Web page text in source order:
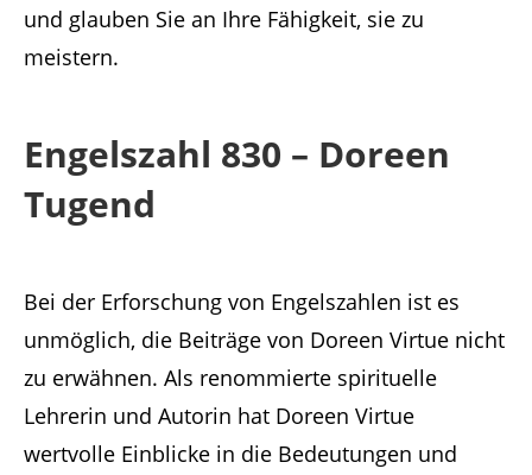
und glauben Sie an Ihre Fähigkeit, sie zu
meistern.
Engelszahl 830 – Doreen
Tugend
Bei der Erforschung von Engelszahlen ist es
unmöglich, die Beiträge von Doreen Virtue nicht
zu erwähnen. Als renommierte spirituelle
Lehrerin und Autorin hat Doreen Virtue
wertvolle Einblicke in die Bedeutungen und